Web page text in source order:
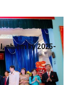
nhiệm kỳ 2025-